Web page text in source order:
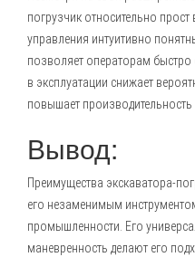
погрузчик относительно
управления интуитивно
позволяет операторам быстро
в эксплуатации снижает
повышает
Вывод:
Преимущества экскаватора-
его незаменимым
промышленности. Его
маневренность делают его